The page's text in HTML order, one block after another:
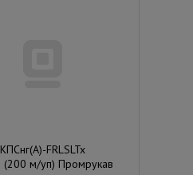
FRLSLTx
(200 м/уп) Промрукав